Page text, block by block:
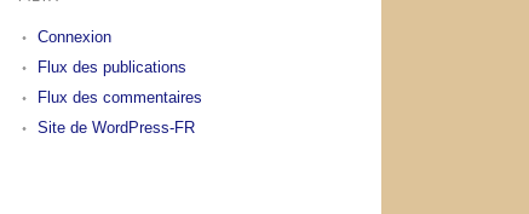
Connexion
Flux des publications
Flux des commentaires
Site de WordPress-FR